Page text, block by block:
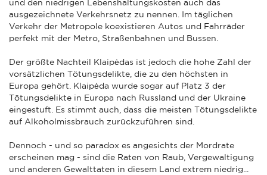
und den niedrigen Lebenshaltungskosten auch das
ausgezeichnete Verkehrsnetz zu nennen. Im täglichen
Verkehr der Metropole koexistieren Autos und Fahrräder
perfekt mit der Metro, Straßenbahnen und Bussen.
Der größte Nachteil Klaipėdas ist jedoch die hohe Zahl der
vorsätzlichen Tötungsdelikte, die zu den höchsten in
Europa gehört. Klaipėda wurde sogar auf Platz 3 der
Tötungsdelikte in Europa nach Russland und der Ukraine
eingestuft. Es stimmt auch, dass die meisten Tötungsdelikte
auf Alkoholmissbrauch zurückzuführen sind.
Dennoch - und so paradox es angesichts der Mordrate
erscheinen mag - sind die Raten von Raub, Vergewaltigung
und anderen Gewalttaten in diesem Land extrem niedrig...